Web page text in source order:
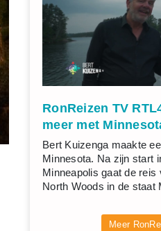
RonReizen TV
meer met
Bert Kuizenga maakte
Minnesota. Na zijn start
Minneapolis gaat de reis
North Woods in de staat
Meer